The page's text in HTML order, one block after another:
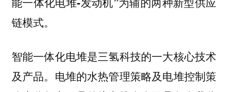
链模式。
智能一体化电堆是三氢科技的一大核心技术
及产品。电堆的水热管理策略及电堆控制策